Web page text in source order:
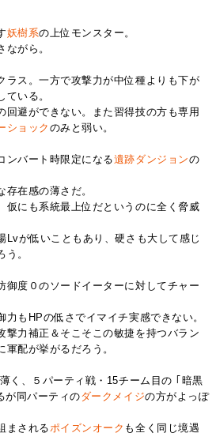
妖樹系の上位モンスター。
がら。
ラス。一方で攻撃力が中位種よりも下が
ている。
回避ができない。また習得技の方も専用
ショック のみと弱い。
ンバート時限定になる遺跡ダンジョンの
在感の薄さだ。
仮にも系統最上位だというのに全く脅威
Lvが低いこともあり、硬さも大して感じ
。
御度０のソードイーターに対してチャー
力もHPの低さでイマイチ実感できない。
撃力補正＆そこそこの敏捷を持つバラン
軍配が挙がるだろう。
く、５パーティ戦・15チーム目の ｢暗黒
が同パーティのダークメイジの方がよっぽ
まされる ポイズンオーク も全く同じ境遇